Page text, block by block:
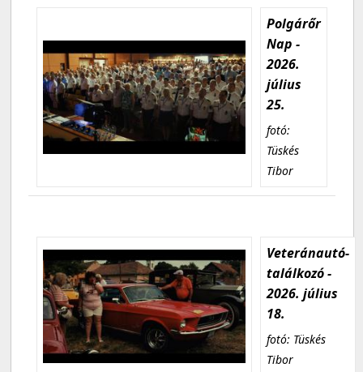
Polgárőr
Nap -
2026.
július
25.
fotó:
Tüskés
Tibor
Veteránautó-
találkozó -
2026. július
18.
fotó: Tüskés
Tibor